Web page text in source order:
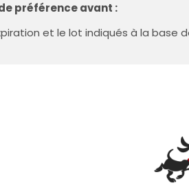
préférence avant :
et le lot indiqués à la base